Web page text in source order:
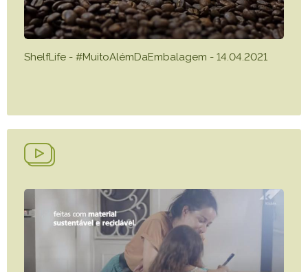
ShelfLife - #MuitoAlémDaEmbalagem - 14.04.2021